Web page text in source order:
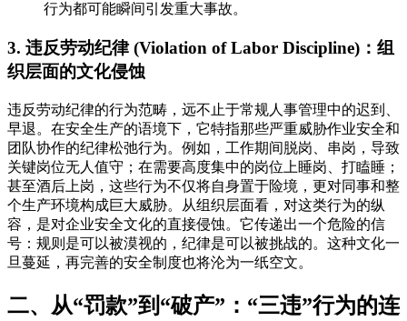
行为都可能瞬间引发重大事故。
3. 违反劳动纪律 (Violation of Labor Discipline)：组
织层面的文化侵蚀
违反劳动纪律的行为范畴，远不止于常规人事管理中的迟到、
早退。在安全生产的语境下，它特指那些严重威胁作业安全和
团队协作的纪律松弛行为。例如，工作期间脱岗、串岗，导致
关键岗位无人值守；在需要高度集中的岗位上睡岗、打瞌睡；
甚至酒后上岗，这些行为不仅将自身置于险境，更对同事和整
个生产环境构成巨大威胁。从组织层面看，对这类行为的纵
容，是对企业安全文化的直接侵蚀。它传递出一个危险的信
号：规则是可以被漠视的，纪律是可以被挑战的。这种文化一
旦蔓延，再完善的安全制度也将沦为一纸空文。
二、从“罚款”到“破产”：“三违”行为的连